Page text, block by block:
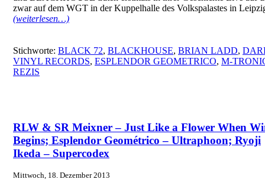
zwar auf dem WGT in der Kuppelhalle des Volkspalastes in
(weiterlesen…)
Stichworte: BLACK 72, BLACKHOUSE, BRIAN LADD,
VINYL RECORDS, ESPLENDOR GEOMETRICO, M-
REZIS
RLW & SR Meixner – Just Like a Flower When
Begins; Esplendor Geométrico – Ultraphoon; Ryoji
Ikeda – Supercodex
Mittwoch, 18. Dezember 2013